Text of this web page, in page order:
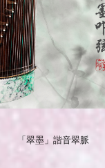
「翠墨」諧音翠脈